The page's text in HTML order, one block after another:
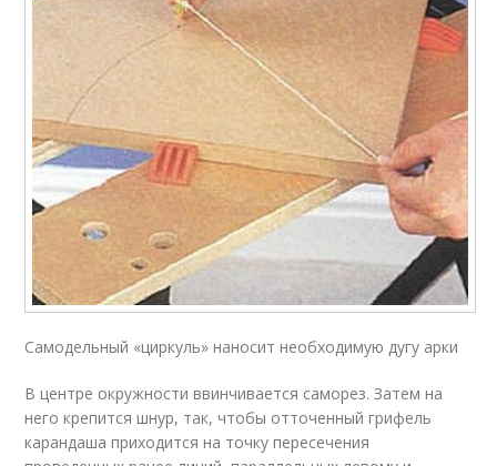
Самодельный «циркуль» наносит необходимую дугу арки
В центре окружности ввинчивается саморез. Затем на
него крепится шнур, так, чтобы отточенный грифель
карандаша приходится на точку пересечения